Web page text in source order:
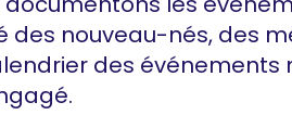
des nouveau-nés, des
des événements